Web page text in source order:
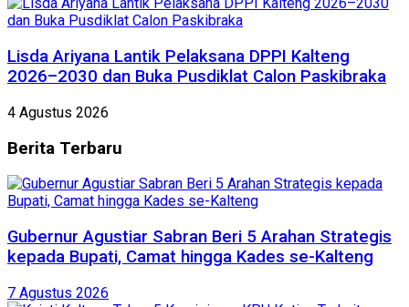
Lisda Ariyana Lantik Pelaksana DPPI Kalteng
2026–2030 dan Buka Pusdiklat Calon Paskibraka
4 Agustus 2026
Berita Terbaru
Gubernur Agustiar Sabran Beri 5 Arahan Strategis
kepada Bupati, Camat hingga Kades se-Kalteng
7 Agustus 2026